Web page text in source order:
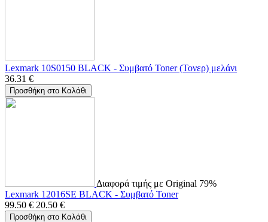
Lexmark 10S0150 BLACK - Συμβατό Toner (Τονερ) μελάνι
36.31 €
Προσθήκη στο Καλάθι
Διαφορά τιμής με Original 79%
Lexmark 12016SE BLACK - Συμβατό Toner
99.50 € 20.50 €
Προσθήκη στο Καλάθι